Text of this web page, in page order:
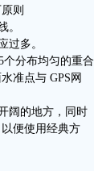
则
。
过多。
个分布均匀的重合
准点与 GPS网
阔的地方，同时
便使用经典方